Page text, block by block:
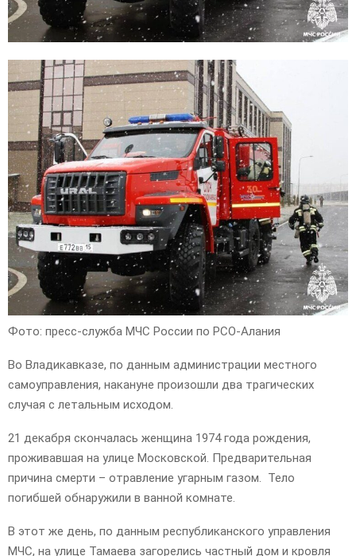
Фото: пресс-служба МЧС России по РСО-Алания
Во Владикавказе, по данным администрации местного
самоуправления, накануне произошли два трагических
случая с летальным исходом.
21 декабря скончалась женщина 1974 года рождения,
проживавшая на улице Московской. Предварительная
причина смерти – отравление угарным газом. Тело
погибшей обнаружили в ванной комнате.
В этот же день, по данным республиканского управления
МЧС, на улице Тамаева загорелись частный дом и кровля